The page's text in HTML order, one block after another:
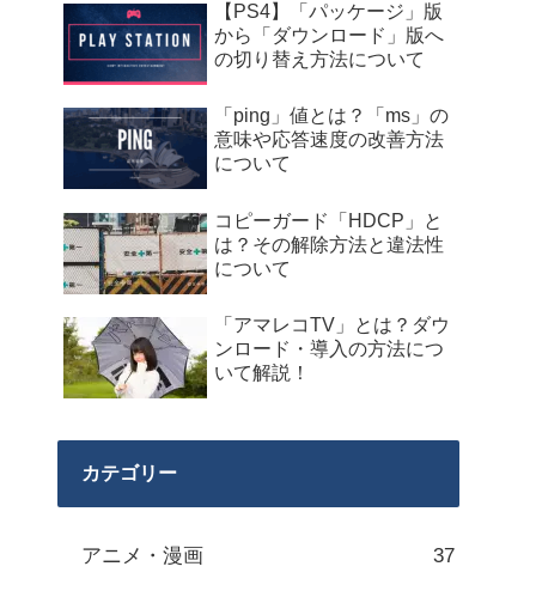
【PS4】「パッケージ」版
から「ダウンロード」版へ
の切り替え方法について
「ping」値とは？「ms」の
意味や応答速度の改善方法
について
コピーガード「HDCP」と
は？その解除方法と違法性
について
「アマレコTV」とは？ダウ
ンロード・導入の方法につ
いて解説！
カテゴリー
アニメ・漫画 37